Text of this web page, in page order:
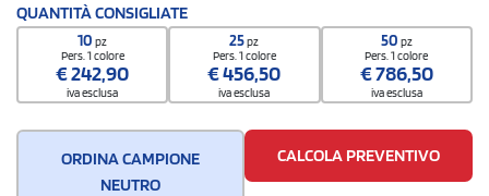
QUANTITÀ CONSIGLIATE
10pz
Pers. 1 colore
€242,90
iva esclusa
25pz
Pers. 1 colore
€456,50
iva esclusa
50 pz
Pers. 1 colore
€786,50
iva esclusa
ORDINA CAMPIONE
NEUTRO
CALCOLA PREVENTIVO